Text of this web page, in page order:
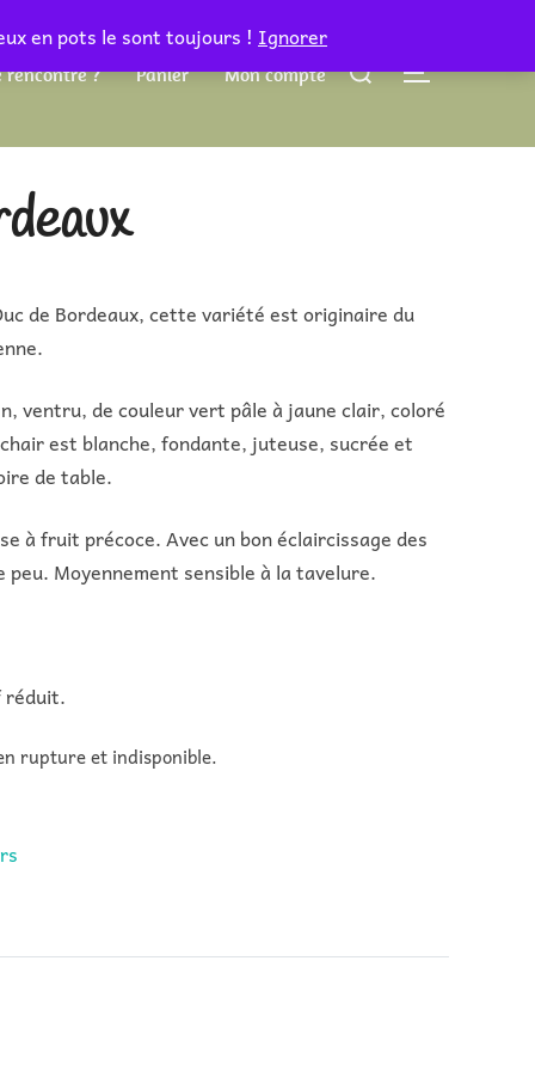
en pots le sont toujours ! Ignorer
rencontre ? Panier Mon compte
de Bordeaux, cette variété est originaire du
ventru, de couleur vert pâle à jaune clair, coloré
est blanche, fondante, juteuse, sucrée et
de table.
à fruit précoce. Avec un bon éclaircissage des
Moyennement sensible à la tavelure.
rupture et indisponible.